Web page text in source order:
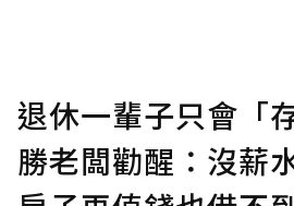
退休一輩子只會「
勝老闆勸醒：沒薪